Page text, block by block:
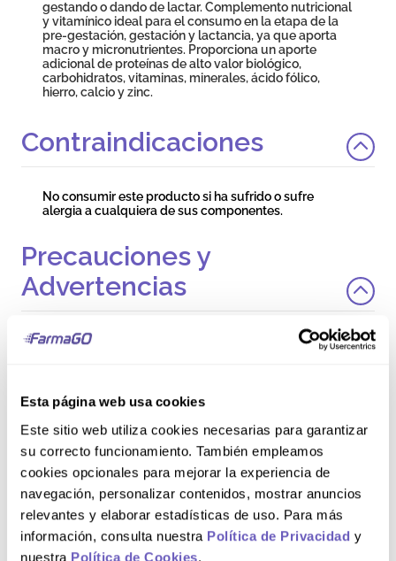
Esta página web usa cookies
Este sitio web utiliza cookies necesarias para garantizar
su correcto funcionamiento. También empleamos
cookies opcionales para mejorar la experiencia de
navegación, personalizar contenidos, mostrar anuncios
relevantes y elaborar estadísticas de uso. Para más
información, consulta nuestra Política de Privacidad y
nuestra Política de Cookies.
gestando o dando de lactar. Complemento nutricional
y vitamínico ideal para el consumo en la etapa de la
pre-gestación, gestación y lactancia, ya que aporta
macro y micronutrientes. Proporciona un aporte
adicional de proteínas de alto valor biológico,
carbohidratos, vitaminas, minerales, ácido fólico,
hierro, calcio y zinc.
Contraindicaciones
No consumir este producto si ha sufrido o sufre
alergia a cualquiera de sus componentes.
Precauciones y
Advertencias
Los complementos alimenticios no deben utilizarse
Modo de uso
Maddre® DHA es de agradable sabor a chocolate y
de fácil disolución, puede administrarse con líquidos o
alimentos blandos: leche, agua, avena, postres y
jugos. Una vez preparado el producto puede
observarse en el fondo del envase un sedimento
oscuro propio del producto que corresponde a las
sales minerales que contiene. Diluir la cantidad
requerida en 200 mL de líquido. Libre de gluten.